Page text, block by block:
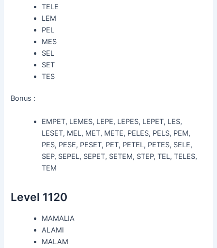
TELE
LEM
PEL
MES
SEL
SET
TES
Bonus :
EMPET, LEMES, LEPE, LEPES, LEPET, LES,
LESET, MEL, MET, METE, PELES, PELS, PEM,
PES, PESE, PESET, PET, PETEL, PETES, SELE,
SEP, SEPEL, SEPET, SETEM, STEP, TEL, TELES,
TEM
Level 1120
MAMALIA
ALAMI
MALAM